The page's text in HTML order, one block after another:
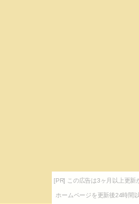
[PR] この広告は3ヶ月以上更新
ホームページを更新後24時間